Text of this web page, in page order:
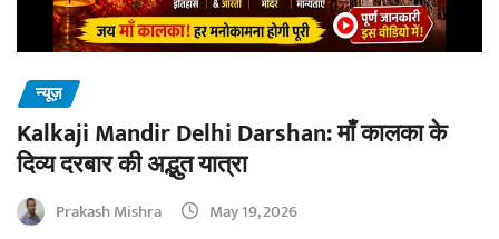
न्यूज़
Kalkaji Mandir Delhi Darshan: माँ कालका के
दिव्य दरबार की अद्भुत यात्रा
Prakash Mishra May 19, 2026